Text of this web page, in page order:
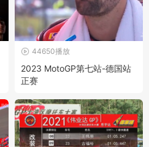
44650播放
2023 MotoGP第七站-德国站
正赛